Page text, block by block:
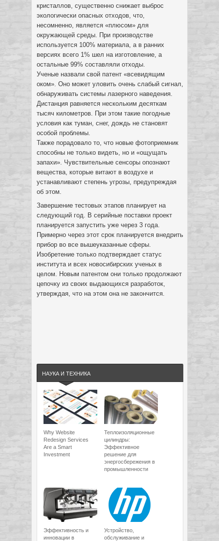
кристаллов, существенно снижает выброс
экологически опасных отходов, что,
несомненно, является «плюсом» для
окружающей среды. При производстве
используется 100% материала, а в ранних
версиях всего 1% шел на изготовление, а
остальные 99% составляли отходы.
Ученые назвали свой патент «всевидящим
оком». Оно может уловить очень слабый сигнал,
обнаруживать системы лазерного наведения.
Дистанция равняется нескольким десяткам
тысяч километров. При этом такие погодные
условия как туман, снег, дождь не становят
особой проблемы.
Также порадовало то, что новые фотоприемник
способны не только видеть, но и «ощущать
запахи». Чувствительные сенсоры опознают
вещества, которые витают в воздухе и
устанавливают степень угрозы, предупреждая
об этом.
Завершение тестовых этапов планирует на
следующий год. В серийные поставки проект
планируется запустить уже через 3 года.
Примерно через этот срок планируется внедрить
прибор во все вышеуказанные сферы.
Изобретение только подтверждает статус
института и всех новосибирских ученых в
целом. Новым патентом они только продолжают
цепочку из своих выдающихся разработок,
утверждая, что на этом она не закончится.
НАУКА И ТЕХНИКА
Why Website
Redesign Services
Are a Smart
Investment
Теплоизоляционные
цилиндры:
Эффективное
решение для
энергосбережения в
промышленности
Эффективность и
инновации в
Устройство,
обслуживание и